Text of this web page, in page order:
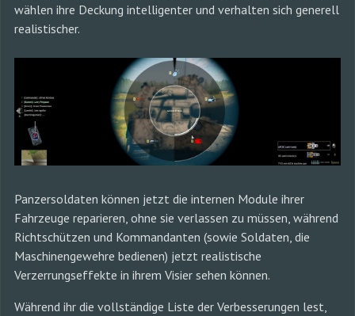
wählen ihre Deckung intelligenter und verhalten sich generell
realistischer.
Panzersoldaten können jetzt die internen Module ihrer
Fahrzeuge reparieren, ohne sie verlassen zu müssen, während
Richtschützen und Kommandanten (sowie Soldaten, die
Maschinengewehre bedienen) jetzt realistische
Verzerrungseffekte in ihrem Visier sehen können.
Während ihr die vollständige Liste der Verbesserungen lest,